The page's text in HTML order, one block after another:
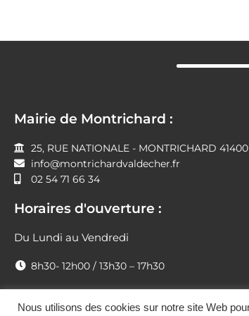
Mairie de Montrichard :
25, RUE NATIONALE - MONTRICHARD
info@montrichardvaldecher.fr
02 54 71 66 34
Horaires d'ouverture :
Du Lundi au Vendredi
8h30- 12h00 / 13h30 – 17h30
Montrichard Val de Cher © 2021 |Politique de
Nous utilisons des cookies sur notre site Web